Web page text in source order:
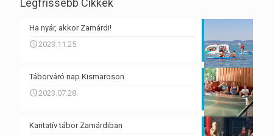
Legfrissebb Cikkek
Ha nyár, akkor Zamárdi!
2023.11.25.
Táborváró nap Kismaroson
2023.07.28.
Karitatív tábor Zamárdiban